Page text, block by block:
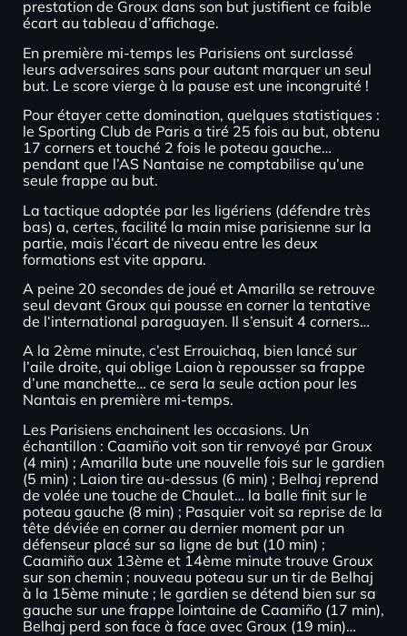
prestation de Groux dans son but justifient ce faible
écart au tableau d’affichage.
En première mi-temps les Parisiens ont surclassé
leurs adversaires sans pour autant marquer un seul
but. Le score vierge à la pause est une incongruité !
Pour étayer cette domination, quelques statistiques :
le Sporting Club de Paris a tiré 25 fois au but, obtenu
17 corners et touché 2 fois le poteau gauche…
pendant que l’AS Nantaise ne comptabilise qu’une
seule frappe au but.
La tactique adoptée par les ligériens (défendre très
bas) a, certes, facilité la main mise parisienne sur la
partie, mais l’écart de niveau entre les deux
formations est vite apparu.
A peine 20 secondes de joué et Amarilla se retrouve
seul devant Groux qui pousse en corner la tentative
de l‘international paraguayen. Il s’ensuit 4 corners…
A la 2ème minute, c’est Errouichaq, bien lancé sur
l’aile droite, qui oblige Laion à repousser sa frappe
d’une manchette… ce sera la seule action pour les
Nantais en première mi-temps.
Les Parisiens enchainent les occasions. Un
échantillon : Caamiño voit son tir renvoyé par Groux
(4 min) ; Amarilla bute une nouvelle fois sur le gardien
(5 min) ; Laion tire au-dessus (6 min) ; Belhaj reprend
de volée une touche de Chaulet… la balle finit sur le
poteau gauche (8 min) ; Pasquier voit sa reprise de la
tête déviée en corner au dernier moment par un
défenseur placé sur sa ligne de but (10 min) ;
Caamiño aux 13ème et 14ème minute trouve Groux
sur son chemin ; nouveau poteau sur un tir de Belhaj
à la 15ème minute ; le gardien se détend bien sur sa
gauche sur une frappe lointaine de Caamiño (17 min),
Belhaj perd son face à face avec Groux (19 min)…